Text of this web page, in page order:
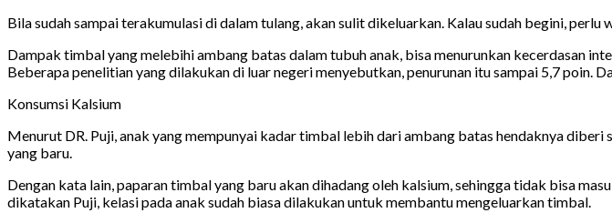
Bila sudah sampai terakumulasi di dalam tulang, akan sulit dikeluarkan. Kalau sudah begini, perlu
Dampak timbal yang melebihi ambang batas dalam tubuh anak, bisa menurunkan kecerdasan
Beberapa penelitian yang dilakukan di luar negeri menyebutkan, penurunan itu sampai 5,7 poin.
Konsumsi Kalsium
Menurut DR. Puji, anak yang mempunyai kadar timbal lebih dari ambang batas hendaknya
yang baru.
Dengan kata lain, paparan timbal yang baru akan dihadang oleh kalsium, sehingga tidak bisa
dikatakan Puji, kelasi pada anak sudah biasa dilakukan untuk membantu mengeluarkan timbal.